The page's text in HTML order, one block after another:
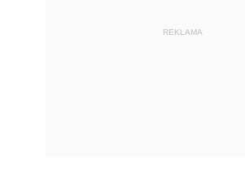
REKLAMA